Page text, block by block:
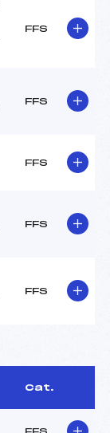
FFS
FFS
FFS
FFS
FFS
Cat.
FFS